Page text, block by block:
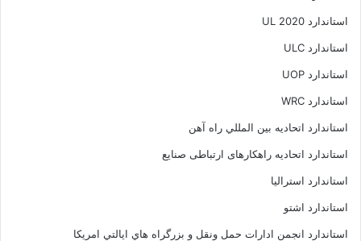
استاندارد UL 2020
استاندارد ULC
استاندارد UOP
استاندارد WRC
استاندارد اتحاديه بين المللي راه آهن
استاندارد اتحادیه راهکارهای ارتباطی صنایع
استاندارد استرالیا
استاندارد اشتو
استاندارد انجمن ادارات حمل ونقل و بزرگراه هاي ايالتي امريکا